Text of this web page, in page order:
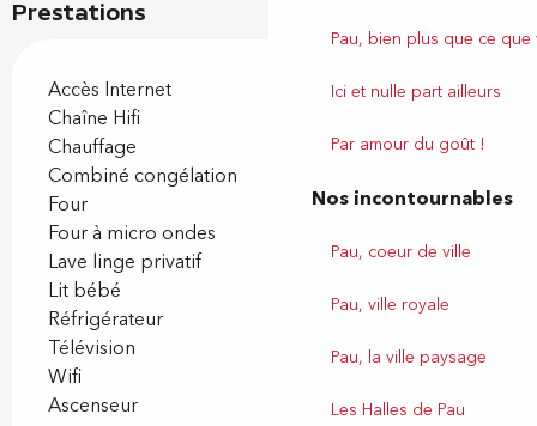
Pau, bien plus que ce
Ici et nulle part ailleurs
Par amour du goût !
Nos incontournables
Pau, coeur de ville
Pau, ville royale
Pau, la ville paysage
Les Halles de Pau
Prestations
Accès Internet
Chaîne Hifi
Chauffage
Combiné congélation
Four
Four à micro ondes
Lave linge privatif
Lit bébé
Réfrigérateur
Télévision
Wifi
Ascenseur